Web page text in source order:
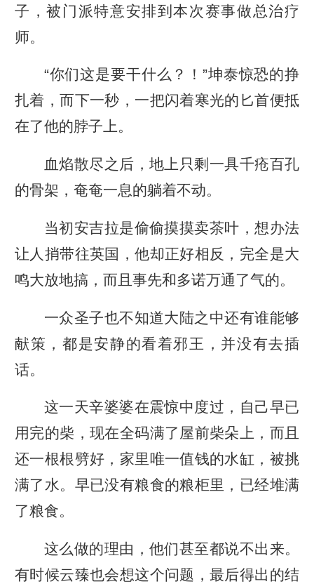
子，被门派特意安排到本次赛事做总治疗
师。
“你们这是要干什么？！”坤泰惊恐的挣
扎着，而下一秒，一把闪着寒光的匕首便抵
在了他的脖子上。
血焰散尽之后，地上只剩一具千疮百孔
的骨架，奄奄一息的躺着不动。
当初安吉拉是偷偷摸摸卖茶叶，想办法
让人捎带往英国，他却正好相反，完全是大
鸣大放地搞，而且事先和多诺万通了气的。
一众圣子也不知道大陆之中还有谁能够
献策，都是安静的看着邪王，并没有去插
话。
这一天辛婆婆在震惊中度过，自己早已
用完的柴，现在全码满了屋前柴朵上，而且
还一根根劈好，家里唯一值钱的水缸，被挑
满了水。早已没有粮食的粮柜里，已经堆满
了粮食。
这么做的理由，他们甚至都说不出来。
有时候云臻也会想这个问题，最后得出的结